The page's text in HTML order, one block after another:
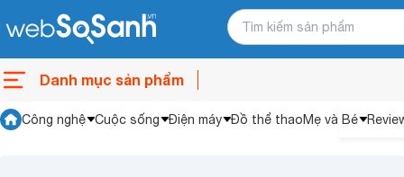
Danh mục sản phẩm
Công nghệ Cuộc sống Điện máy Đồ thể thaoMẹ và Bé